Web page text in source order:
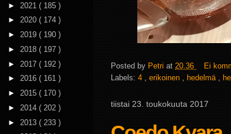
Posted by Petri at 20.36
Ei
Labels: 4 , erikoinen , hedelmä ,
tiistai 23. toukokuuta 2017
► 2021 ( 185 )
► 2020 ( 174 )
► 2019 ( 190 )
► 2018 ( 197 )
► 2017 ( 192 )
► 2016 ( 161 )
► 2015 ( 170 )
► 2014 ( 202 )
► 2013 ( 233 )